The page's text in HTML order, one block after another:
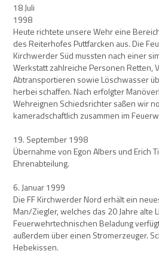
18 Juli
Heute richtete unsere Wehr eine
des Reiterhofes Puttfarcken aus. Die
Kirchwerder Süd mussten nach einer
Werkstatt zahlreiche Personen Retten,
Abtransportieren sowie Löschwasser
herbei schaffen. Nach erfolgter
Wehreignen Schiedsrichter saßen wir
kameradschaftlich zusammen im
19. September 1998
Übernahme von Egon Albers und Erich
Ehrenabteilung.
6. Januar 1999
Die FF Kirchwerder Nord erhält ein
Man/Ziegler, welches das 20 Jahre alte
Feuerwehrtechnischen Beladung
außerdem über einen Stromerzeuger.
Hebekissen.